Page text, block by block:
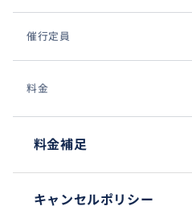
催行定員
料金
料金補足
キャンセルポリシー